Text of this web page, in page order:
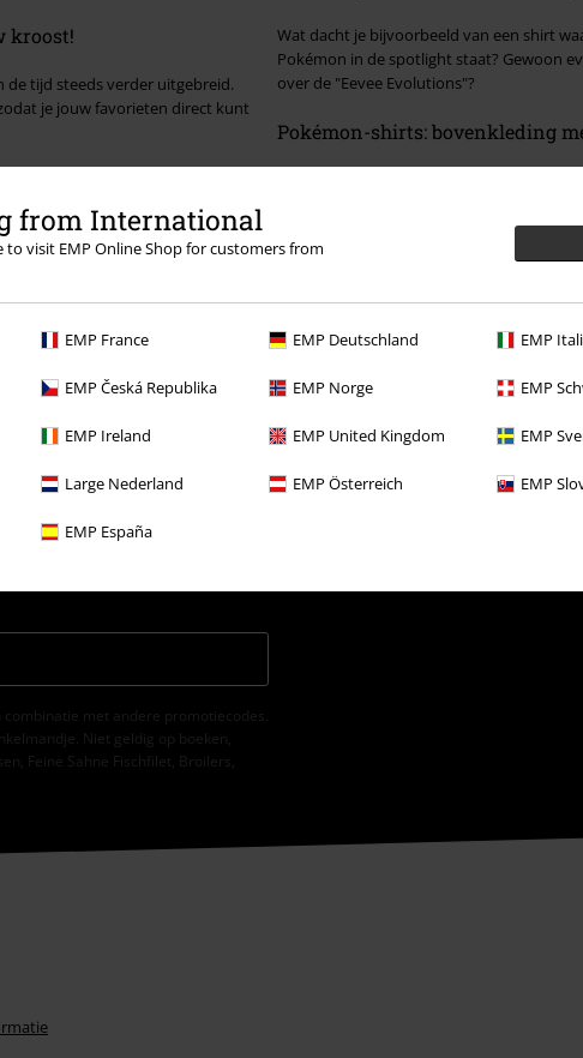
from International
to visit EMP Online Shop for customers from
EMP France EMP Deutschland EMP
EMP Česká Republika EMP Norge EMP
EMP Ireland EMP United Kingdom EMP
Large Nederland EMP Österreich EMP
EMP España
kroost!
tijd steeds verder uitgebreid.
je jouw favorieten direct kunt
geen probleem om de shirts
van "Gotta catch 'em all!"
Wat dacht je bijvoorbeeld van een shirt
Pokémon in de spotlight staat? Gewoon
over de "Eevee Evolutions"?
Pokémon-shirts: bovenkleding
Echte fans zijn het erover eens dat
Pokémon-shirts ook spannende
keep movin'": hier is het zeker de moeite
akkoord dat Large
informeren over producten. Mijn
het
met andere promotiecodes.
Niet geldig op boeken,
Feine Sahne Fischfilet, Broilers,